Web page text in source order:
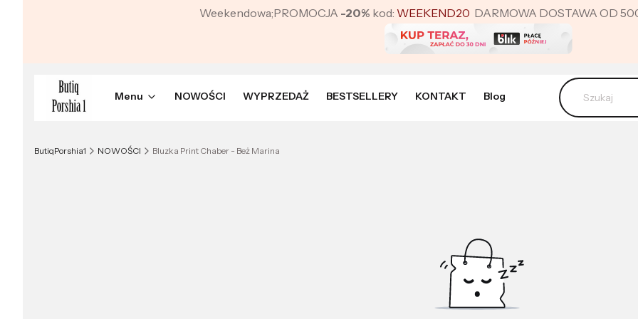
Weekendowa;PROMOCJA -20% kod: WEEKEND20 DARMOWA DOSTAWA OD
Menu NOWOŚCI WYPRZEDAŻ BESTSELLERY KONTAKT Blog
ButiqPorshia1 NOWOŚCI Bluzka Print Chaber - Beż Marina